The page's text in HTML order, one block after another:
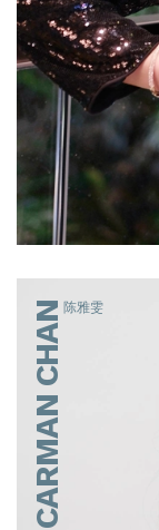
陈雅雯
CARMAN CHAN